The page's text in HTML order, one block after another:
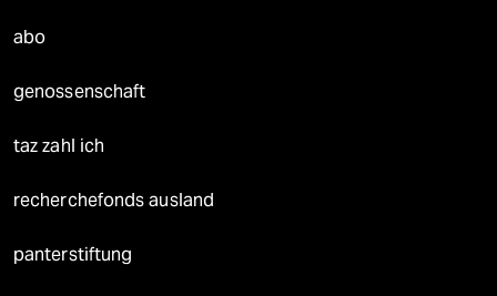
abo
genossenschaft
taz zahl ich
recherchefonds ausland
panterstiftung